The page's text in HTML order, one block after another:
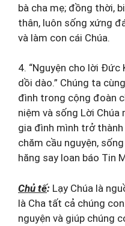
bà cha mẹ; đồng thời,
thân, luôn sống xứng
và làm con cái Chúa.
4. “Nguyện cho lời
dồi dào.” Chúng ta
đình trong cộng đoàn
niệm và sống Lời
gia đình mình trở
chăm cầu nguyện,
hăng say loan báo Tin
Chủ tế: Lạy Chúa là
là Cha tất cả chúng
nguyện và giúp chúng